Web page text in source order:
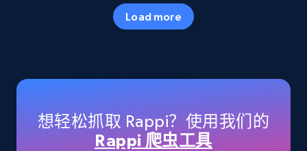
5.7K+
Title, Seller name, Brand, Description, Initial
price, Currency, Availability, Reviews count, and
Load more
想轻松抓取 Rappi？使用我们的
Rappi 爬虫工具